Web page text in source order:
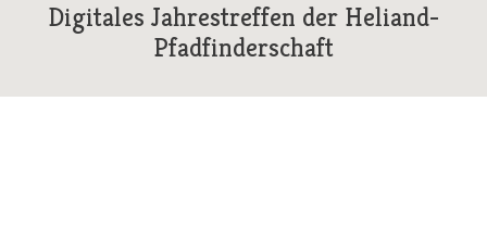
Digitales Jahrestreffen der Heliand-
Pfadfinderschaft